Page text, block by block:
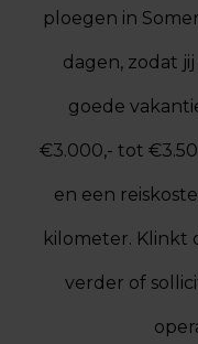
ploegen in
dagen, zodat
goede
€3.000,- tot
en een
kilometer. Klinkt
verder of